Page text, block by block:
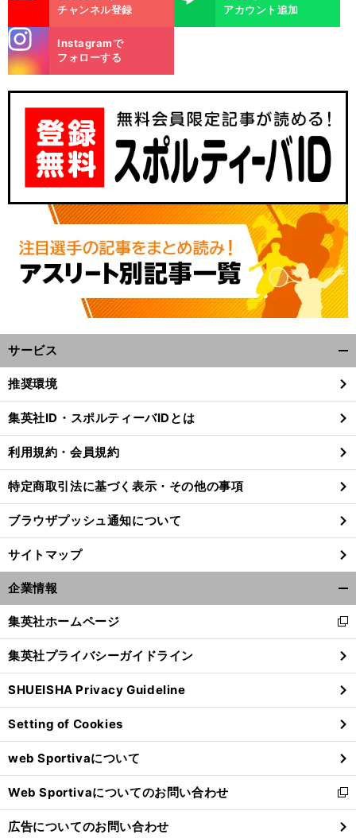
「
久
」
チャンネル登録
アカウント追加
m
Instagramで
フォローする
サービス
閉
る
推奨環境
集英社ID・スポルティーバIDとは
利用規約・会員規約
特定商取引法に基づく表示・その他の事項
ブラウザプッシュ通知について
サイトマップ
企業情報
閉
る
集英社ホームページ
新
し
い
ウ
ィ
ン
ド
ウ
で
開
く
集英社プライバシーガイドライン
SHUEISHA Privacy Guideline
Setting of Cookies
web Sportivaについて
Web Sportivaについてのお問い合わせ
新
し
い
広告についてのお問い合わせ